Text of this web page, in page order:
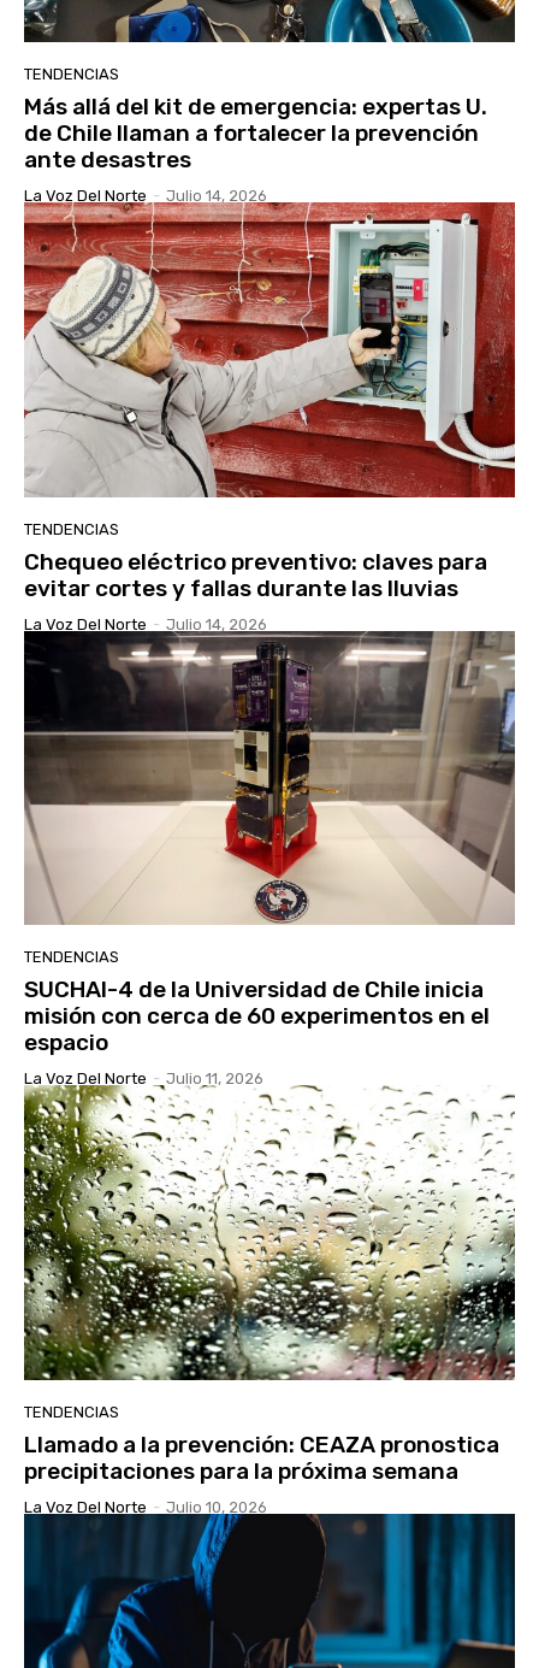
TENDENCIAS
Más allá del kit de emergencia: expertas U.
de Chile llaman a fortalecer la prevención
ante desastres
La Voz Del Norte - Julio 14, 2026
TENDENCIAS
Chequeo eléctrico preventivo: claves para
evitar cortes y fallas durante las lluvias
La Voz Del Norte - Julio 14, 2026
TENDENCIAS
SUCHAI-4 de la Universidad de Chile inicia
misión con cerca de 60 experimentos en el
espacio
La Voz Del Norte - Julio 11, 2026
TENDENCIAS
Llamado a la prevención: CEAZA pronostica
precipitaciones para la próxima semana
La Voz Del Norte - Julio 10, 2026